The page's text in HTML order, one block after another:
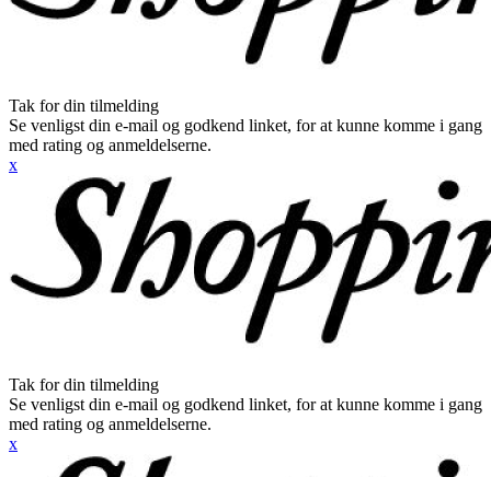
Tak for din tilmelding
Se venligst din e-mail og godkend linket, for at kunne komme i gang
med rating og anmeldelserne.
x
Tak for din tilmelding
Se venligst din e-mail og godkend linket, for at kunne komme i gang
med rating og anmeldelserne.
x